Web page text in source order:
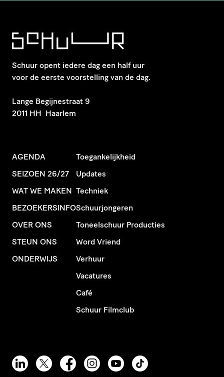
Schuur opent iedere dag een half uur
voor de eerste voorstelling van de dag.
​Lange Begijnestraat 9
2011 HH Haarlem
AGENDA
SEIZOEN 26/27
WAT WE MAKEN
BEZOEKERSINFO
OVER ONS
STEUN ONS
ONDERWIJS
Toegankelijkheid
Updates
Techniek
Schuurjongeren
Toneelschuur Producties
Word Vriend
Verhuur
Vacatures
Café
Schuur Filmclub